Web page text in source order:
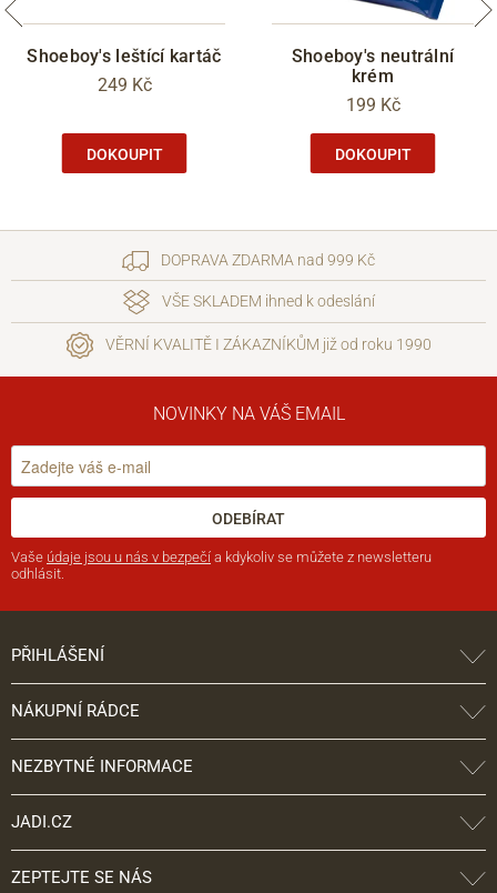
Shoeboy's leštící kartáč
249 Kč
DOKOUPIT
Shoeboy's neutrální
krém
199 Kč
DOKOUPIT
DOPRAVA ZDARMA nad 999 Kč
VŠE SKLADEM ihned k odeslání
VĚRNÍ KVALITĚ I ZÁKAZNÍKŮM již od roku 1990
NOVINKY NA VÁŠ EMAIL
ODEBÍRAT
Vaše údaje jsou u nás v bezpečí a kdykoliv se můžete z newsletteru
odhlásit.
PŘIHLÁŠENÍ
NÁKUPNÍ RÁDCE
NEZBYTNÉ INFORMACE
JADI.CZ
ZEPTEJTE SE NÁS